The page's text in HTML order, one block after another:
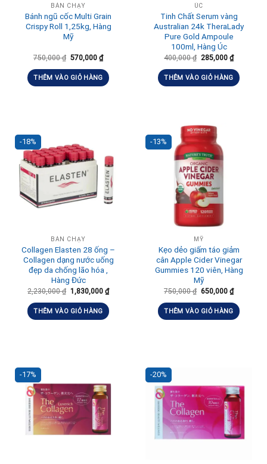
BÁN CHẠY
Bánh ngũ cốc Multi Grain
Crispy Roll 1,25kg, Hàng
Mỹ
750,000₫ 570,000 ₫
THÊM VÀO GIỎ HÀNG
ÚC
Tinh Chất Serum vàng
Australian 24k TheraLady
Pure Gold Ampoule
100ml, Hàng Úc
400,000₫ 285,000 ₫
THÊM VÀO GIỎ HÀNG
-18%
BÁN CHẠY
Collagen Elasten 28 ống –
Collagen dạng nước uống
đẹp da chống lão hóa ,
Hàng Đức
2,230,000₫ 1,830,000 ₫
THÊM VÀO GIỎ HÀNG
-13%
MỸ
Kẹo dẻo giấm táo giảm
cân Apple Cider Vinegar
Gummies 120 viên, Hàng
Mỹ
750,000₫ 650,000 ₫
THÊM VÀO GIỎ HÀNG
-17% -20%